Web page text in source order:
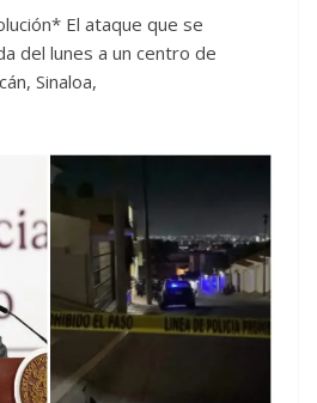
El ataque que se
del lunes a un centro de
Sinaloa,